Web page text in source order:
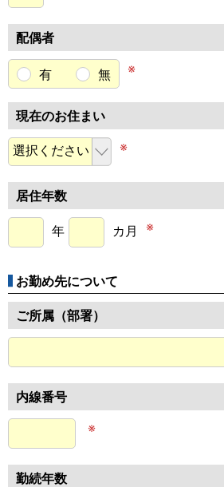
配偶者
有 無 ※
現在のお住まい
※
居住年数
年 カ月 ※
お勤め先について
ご所属（部署）
内線番号
※
勤続年数